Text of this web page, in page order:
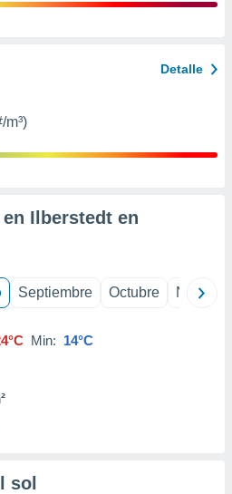
Detalle
m³)
Ilberstedt en
Septiembre Octubre
Min: 14°C
sol